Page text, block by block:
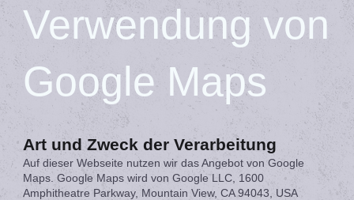
Verwendung von
Google Maps
Art und Zweck der Verarbeitung
Auf dieser Webseite nutzen wir das Angebot von Google
Maps. Google Maps wird von Google LLC, 1600
Amphitheatre Parkway, Mountain View, CA 94043, USA